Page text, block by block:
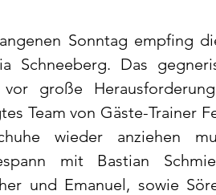
Sonntag empfing
Schneeberg. Das
vor große
Team von Gäste-Trainer
wieder anziehen
mit Bastian
und Emanuel, sowie